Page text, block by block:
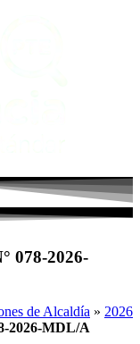
078-2026-
de Alcaldía » 2026
2026-MDL/A